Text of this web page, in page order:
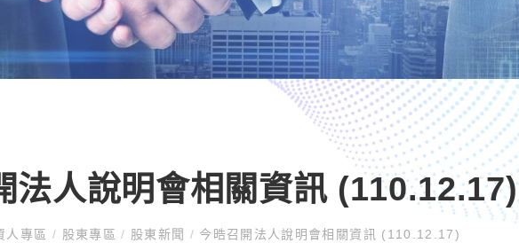
法人說明會相關資訊 (110.12.17)
人專區 / 股東專區/ 股東新聞 / 今晧召開法人說明會相關資訊 (110.12.17)